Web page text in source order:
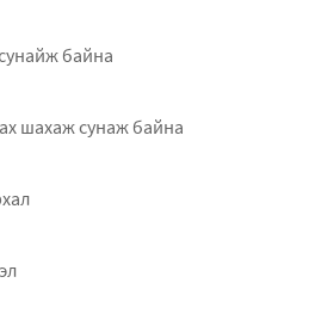
байна
шахаж сунаж байна